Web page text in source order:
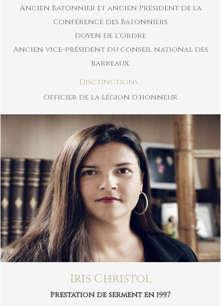
Ancien Batonnier et ancien Président de la
Conférence des Batonniers
Doyen de l'Ordre
Ancien vice-président du conseil national des
barreaux.
Disctinctions :
Officier de la Légion d'honneur
Iris Christol
Prestation de serment en 1997